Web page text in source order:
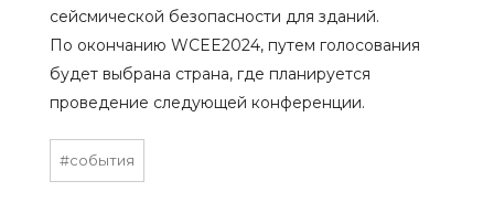
сейсмической безопасности для зданий.
По окончанию WCEE2024, путем голосования
будет выбрана страна, где планируется
проведение следующей конференции.
#события